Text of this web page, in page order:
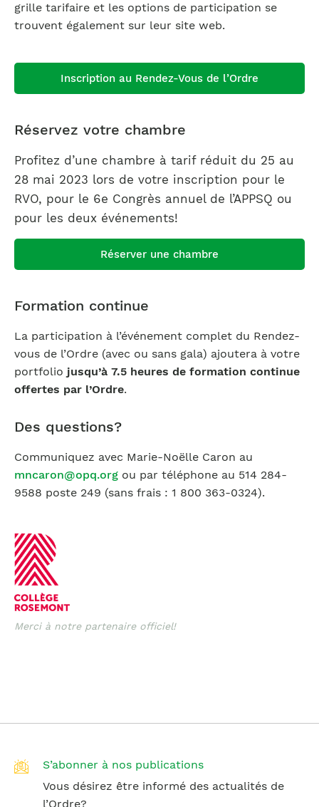
grille tarifaire et les options de participation se
trouvent également sur leur site web.
Inscription au Rendez-Vous de l’Ordre
Réservez votre chambre
Profitez d’une chambre à tarif réduit du 25 au
28 mai 2023 lors de votre inscription pour le
RVO, pour le 6e Congrès annuel de l’APPSQ ou
pour les deux événements!
Réserver une chambre
Formation continue
La participation à l’événement complet du Rendez-
vous de l’Ordre (avec ou sans gala) ajoutera à votre
portfolio jusqu’à 7.5 heures de formation continue
offertes par l’Ordre.
Des questions?
Communiquez avec Marie-Noëlle Caron au
mncaron@opq.org ou par téléphone au 514 284-
9588 poste 249 (sans frais : 1 800 363-0324).
Merci à notre partenaire officiel!
S’abonner à nos publications
Vous désirez être informé des actualités de
l’Ordre?